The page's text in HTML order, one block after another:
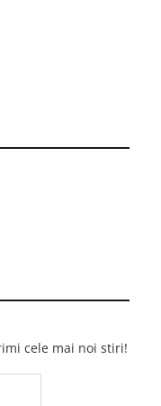
cele mai noi stiri!